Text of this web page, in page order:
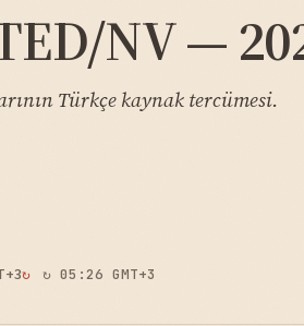
NV —
Türkçe kaynak tercümesi.
↻ 05:26 GMT+3